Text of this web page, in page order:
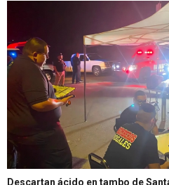
Descartan ácido en tambo de